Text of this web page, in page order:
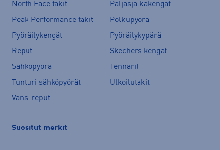
North Face takit
Paljasjalkakengät
Peak Performance takit
Polkupyörä
Pyöräilykengät
Pyöräilykypärä
Reput
Skechers kengät
Sähköpyörä
Tennarit
Tunturi sähköpyörät
Ulkoilutakit
Vans-reput
Suositut merkit